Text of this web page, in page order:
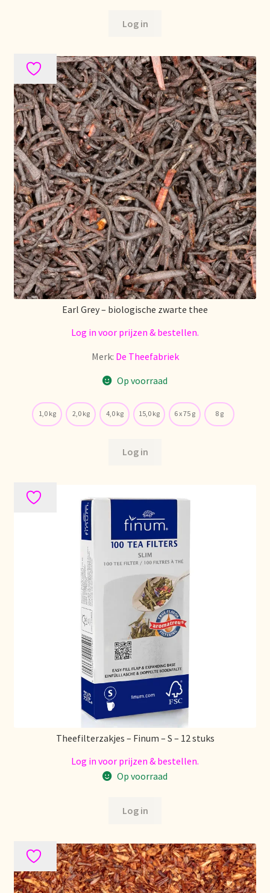
Politique tarifaire
Preispolitik
Pricing policy
Prijsbeleid
Privacy statement
Privacyverklaring
Product range
Questions relatives aux stocks
Retours et garantie
Rücksendungen und Garantie
Shipping and delivery
Terms and Conditions
Unsere Vision von Tee
Versand und Lieferung
Verzenden en bezorgen
We zijn verhuisd!
Log in
Earl Grey – biologische zwarte thee
Log in voor prijzen & bestellen.
Merk: De Theefabriek
Op voorraad
1,0 kg 2,0 kg 4,0 kg 15,0 kg 6 x 75 g 8 g
Log in
Theefilterzakjes – Finum – S – 12 stuks
Log in voor prijzen & bestellen.
Op voorraad
Log in